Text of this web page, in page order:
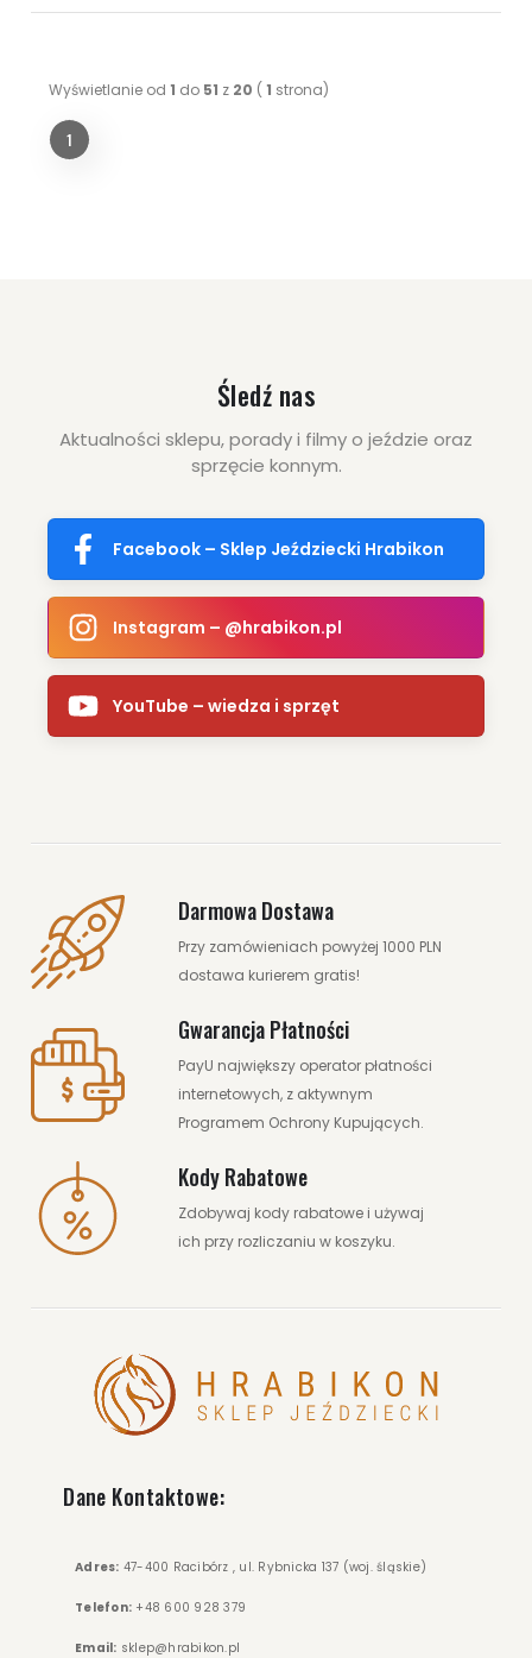
Wyświetlanie od1 do 51 z 20 (1 strona)
1
Śledź nas
Aktualności sklepu, porady i filmy o jeździe oraz
sprzęcie konnym.
Facebook – Sklep Jeździecki Hrabikon
Instagram – @hrabikon.pl
YouTube – wiedza i sprzęt
Darmowa Dostawa
Przy zamówieniach powyżej 1000 PLN
dostawa kurierem gratis!
Gwarancja Płatności
PayU największy operator płatności
internetowych, z aktywnym
Programem Ochrony Kupujących.
Kody Rabatowe
Zdobywaj kody rabatowe i używaj
ich przy rozliczaniu w koszyku.
Dane Kontaktowe:
Adres: 47-400 Racibórz , ul. Rybnicka 137 (woj. śląskie)
Telefon: +48 600 928 379
Email: sklep@hrabikon.pl